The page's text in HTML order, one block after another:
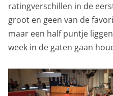
ratingverschillen in de
groot en geen van de
maar een half puntje
week in de gaten gaan